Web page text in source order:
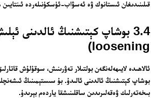
قىلىنىدىغان ئىستانوك ۋە ئەسۋاب-ئۈسكۈنىلەردە
loosening)
ئالاھىدە لايىھەلەنگەن بولتىلار تەۋرىنىش، سوقۇلۇش
بوشاپ كېتىشنىڭ ئالدىنى ئالىدۇ. بۇ سىستېمىنىڭ
بىخەتەرلىك ۋەقەلىرىدىن ساقلىنىشقا ياردەم بېرىدۇ.